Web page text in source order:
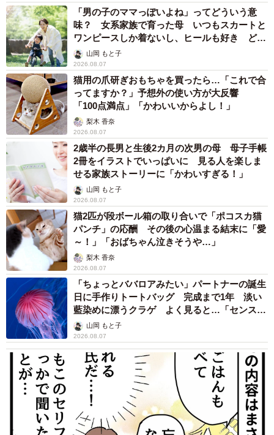
「男の子のママっぽいよね」ってどういう意
味？ 女系家族で育った母 いつもスカートと
ワンピースしか着ないし、ヒールも好き どの
へんが…
山岡 もと子
2026.08.07
猫用の爪研ぎおもちゃを買ったら…「これで合
ってますか？」予想外の使い方が大反響
「100点満点」「かわいいからよし！」
梨木 香奈
2026.08.07
2歳半の長男と生後2カ月の次男の母 母子手帳
2冊をイラストでいっぱいに 見る人を楽しま
せる家族ストーリーに「かわいすぎる！」
山岡 もと子
2026.08.07
猫2匹が段ボール箱の取り合いで「ポコスカ猫
パンチ」の応酬 その後の心温まる結末に「愛
～！」「おばちゃん泣きそうや…」
梨木 香奈
2026.08.07
「ちょっとババロアみたい」パートナーの誕生
日に手作りトートバッグ 完成まで1年 淡い
藍染めに漂うクラゲ よく見ると…「センスす
ごい」山岡 もと子
2026.08.07